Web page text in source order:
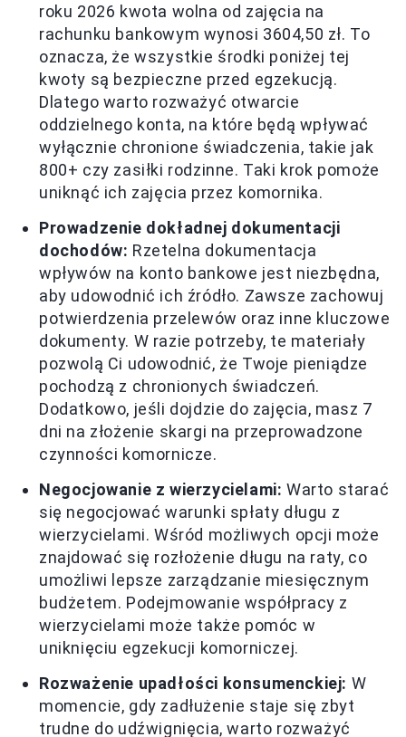
roku 2026 kwota wolna od zajęcia na
rachunku bankowym wynosi 3604,50 zł. To
oznacza, że wszystkie środki poniżej tej
kwoty są bezpieczne przed egzekucją.
Dlatego warto rozważyć otwarcie
oddzielnego konta, na które będą wpływać
wyłącznie chronione świadczenia, takie jak
800+ czy zasiłki rodzinne. Taki krok pomoże
uniknąć ich zajęcia przez komornika.
Prowadzenie dokładnej dokumentacji
dochodów: Rzetelna dokumentacja
wpływów na konto bankowe jest niezbędna,
aby udowodnić ich źródło. Zawsze zachowuj
potwierdzenia przelewów oraz inne kluczowe
dokumenty. W razie potrzeby, te materiały
pozwolą Ci udowodnić, że Twoje pieniądze
pochodzą z chronionych świadczeń.
Dodatkowo, jeśli dojdzie do zajęcia, masz 7
dni na złożenie skargi na przeprowadzone
czynności komornicze.
Negocjowanie z wierzycielami: Warto starać
się negocjować warunki spłaty długu z
wierzycielami. Wśród możliwych opcji może
znajdować się rozłożenie długu na raty, co
umożliwi lepsze zarządzanie miesięcznym
budżetem. Podejmowanie współpracy z
wierzycielami może także pomóc w
uniknięciu egzekucji komorniczej.
Rozważenie upadłości konsumenckiej: W
momencie, gdy zadłużenie staje się zbyt
trudne do udźwignięcia, warto rozważyć